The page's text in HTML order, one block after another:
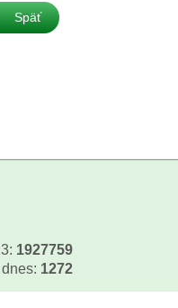
Späť
1927759
1272